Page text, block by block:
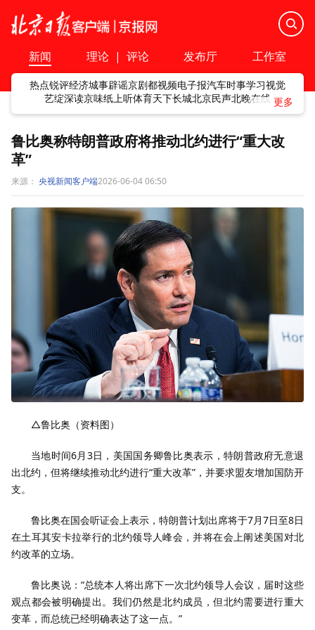
新闻 理论 | 评论 发布厅 工作室
热点锐评经济城事辟谣京剧都视频电子报汽车时事学习视觉
艺绽深读京味纸上听体育天下长城北京民声北晚在线
鲁比奥称特朗普政府将推动北约进行“重大改
革”
来源： 央视新闻客户端2026-06-04 06:50
△鲁比奥（资料图）
当地时间6月3日，美国国务卿鲁比奥表示，特朗普政府无意退
出北约，但将继续推动北约进行“重大改革”，并要求盟友增加国防开
支。
鲁比奥在国会听证会上表示，特朗普计划出席将于7月7日至8日
在土耳其安卡拉举行的北约领导人峰会，并将在会上阐述美国对北
约改革的立场。
鲁比奥说：“总统本人将出席下一次北约领导人会议，届时这些
观点都会被明确提出。我们仍然是北约成员，但北约需要进行重大
变革，而总统已经明确表达了这一点。”